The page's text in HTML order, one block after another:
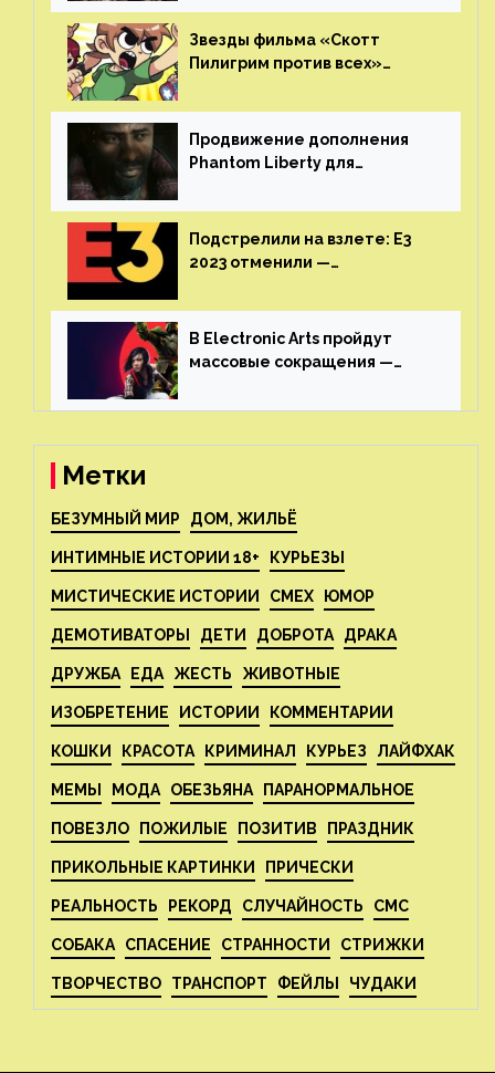
игроков прекратить
консольные войны
Звезды фильма «Скотт
Пилигрим против всех»
аниме от Netflix
Продвижение дополнения
Phantom Liberty для
июне
Подстрелили на взлете: E3
2023 отменили —
выставка не вернется
В Electronic Arts пройдут
массовые сокращения —
реструктуризацию
Метки
БЕЗУМНЫЙ МИР ДОМ, ЖИЛЬЁ
ИНТИМНЫЕ ИСТОРИИ 18+ КУРЬЕЗЫ
МИСТИЧЕСКИЕ ИСТОРИИ СМЕХ ЮМОР
ДЕМОТИВАТОРЫ ДЕТИ ДОБРОТА ДРАКА
ДРУЖБА ЕДА ЖЕСТЬ ЖИВОТНЫЕ
ИЗОБРЕТЕНИЕ ИСТОРИИ КОММЕНТАРИИ
КОШКИ КРАСОТА КРИМИНАЛ КУРЬЕЗ ЛАЙФХАК
МЕМЫ МОДА ОБЕЗЬЯНА ПАРАНОРМАЛЬНОЕ
ПОВЕЗЛО ПОЖИЛЫЕ ПОЗИТИВ ПРАЗДНИК
ПРИКОЛЬНЫЕ КАРТИНКИ ПРИЧЕСКИ
РЕАЛЬНОСТЬ РЕКОРД СЛУЧАЙНОСТЬ СМС
СОБАКА СПАСЕНИЕ СТРАННОСТИ СТРИЖКИ
ТВОРЧЕСТВО ТРАНСПОРТ ФЕЙЛЫ ЧУДАКИ